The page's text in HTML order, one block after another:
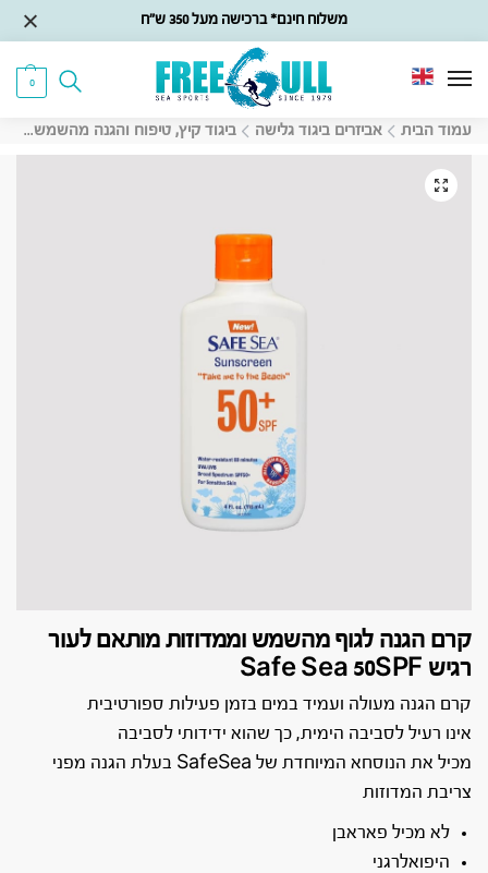
משלוח חינם* ברכישה מעל 350 ש״ח
0
עמוד הבית אביזרים ביגוד גלישה ביגוד קיץ, טיפוח והגנה מהשמש
קרם הגנה לגוף מהשמש וממדוזות מותאם לעור
רגיש Safe Sea 50SPF
קרם הגנה מעולה ועמיד במים בזמן פעילות ספורטיבית
אינו רעיל לסביבה הימית, כך שהוא ידידותי לסביבה
מכיל את הנוסחא המיוחדת של SafeSea בעלת הגנה מפני
צריבת המדוזות
לא מכיל פאראבן
היפואלרגני